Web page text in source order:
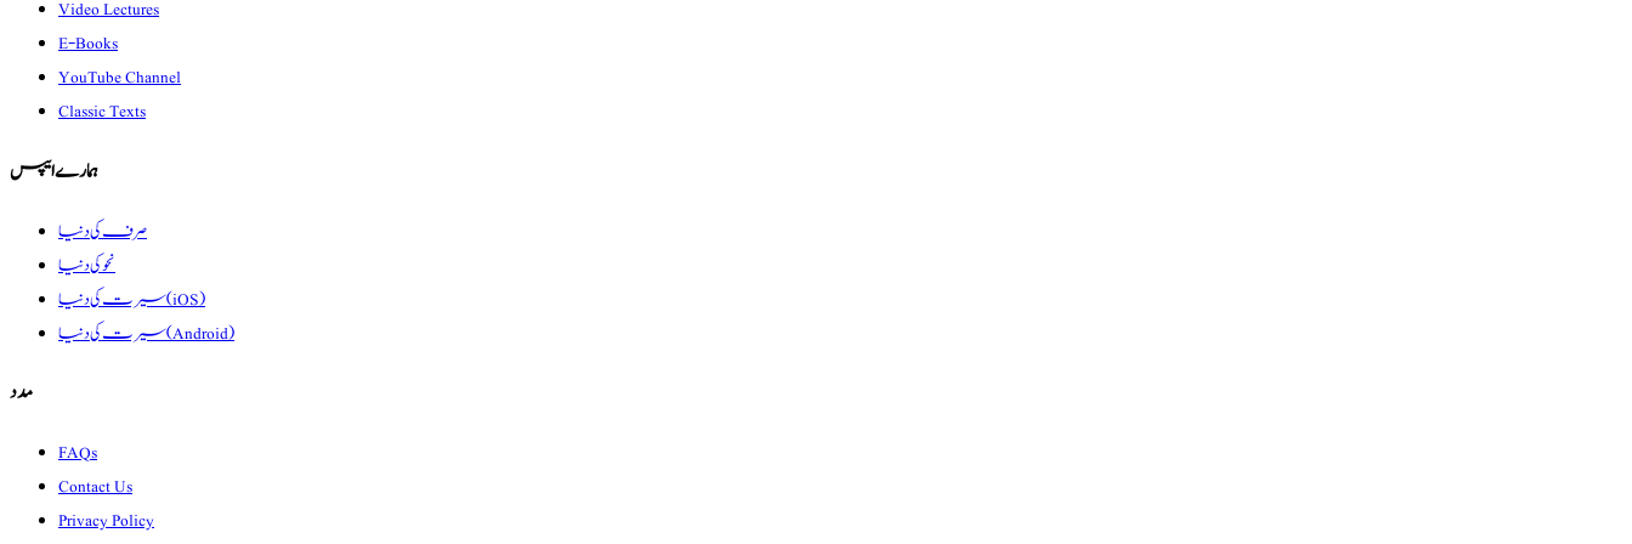
Video Lectures
E-Books
YouTube Channel
Classic Texts
ہمارے ایپس
صرف کی دنیا
نحو کی دنیا
سیرت کی دنیا (iOS)
سیرت کی دنیا (Android)
مدد
FAQs
Contact Us
Privacy Policy